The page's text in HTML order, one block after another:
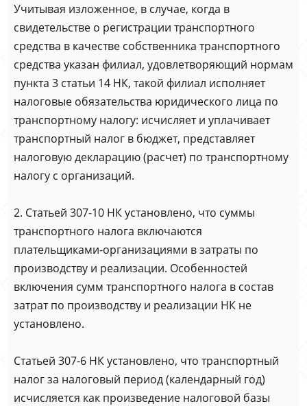
Учитывая изложенное, в случае, когда в
свидетельстве о регистрации транспортного
средства в качестве собственника транспортного
средства указан филиал, удовлетворяющий нормам
пункта 3 статьи 14 НК, такой филиал исполняет
налоговые обязательства юридического лица по
транспортному налогу: исчисляет и уплачивает
транспортный налог в бюджет, представляет
налоговую декларацию (расчет) по транспортному
налогу с организаций.
2. Статьей 307-10 НК установлено, что суммы
транспортного налога включаются
плательщиками-организациями в затраты по
производству и реализации. Особенностей
включения сумм транспортного налога в состав
затрат по производству и реализации НК не
установлено.
Статьей 307-6 НК установлено, что транспортный
налог за налоговый период (календарный год)
исчисляется как произведение налоговой базы